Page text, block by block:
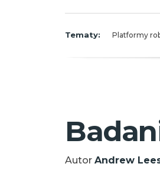
Tematy: Platformy
Autor Andrew